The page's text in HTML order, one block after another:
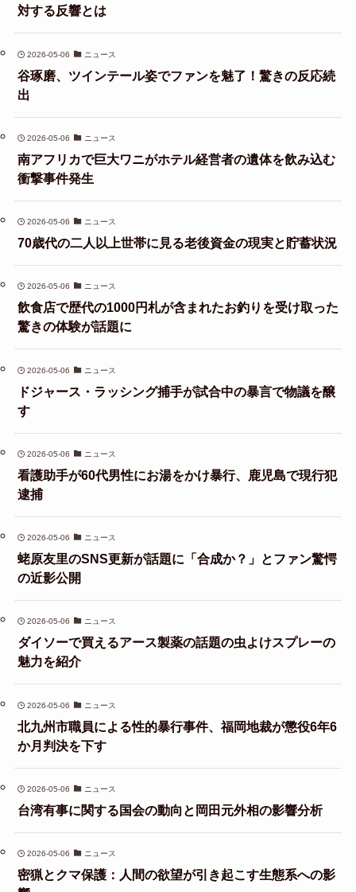
対する反響とは
2026-05-06 ニュース
谷琢磨、ツインテール姿でファンを魅了！驚きの反応続
出
2026-05-06 ニュース
南アフリカで巨大ワニがホテル経営者の遺体を飲み込む
衝撃事件発生
2026-05-06 ニュース
70歳代の二人以上世帯に見る老後資金の現実と貯蓄状況
2026-05-06 ニュース
飲食店で歴代の1000円札が含まれたお釣りを受け取った
驚きの体験が話題に
2026-05-06 ニュース
ドジャース・ラッシング捕手が試合中の暴言で物議を醸
す
2026-05-06 ニュース
看護助手が60代男性にお湯をかけ暴行、鹿児島で現行犯
逮捕
2026-05-06 ニュース
蛯原友里のSNS更新が話題に「合成か？」とファン驚愕
の近影公開
2026-05-06 ニュース
ダイソーで買えるアース製薬の話題の虫よけスプレーの
魅力を紹介
2026-05-06 ニュース
北九州市職員による性的暴行事件、福岡地裁が懲役6年6
か月判決を下す
2026-05-06 ニュース
台湾有事に関する国会の動向と岡田元外相の影響分析
2026-05-06 ニュース
密猟とクマ保護：人間の欲望が引き起こす生態系への影